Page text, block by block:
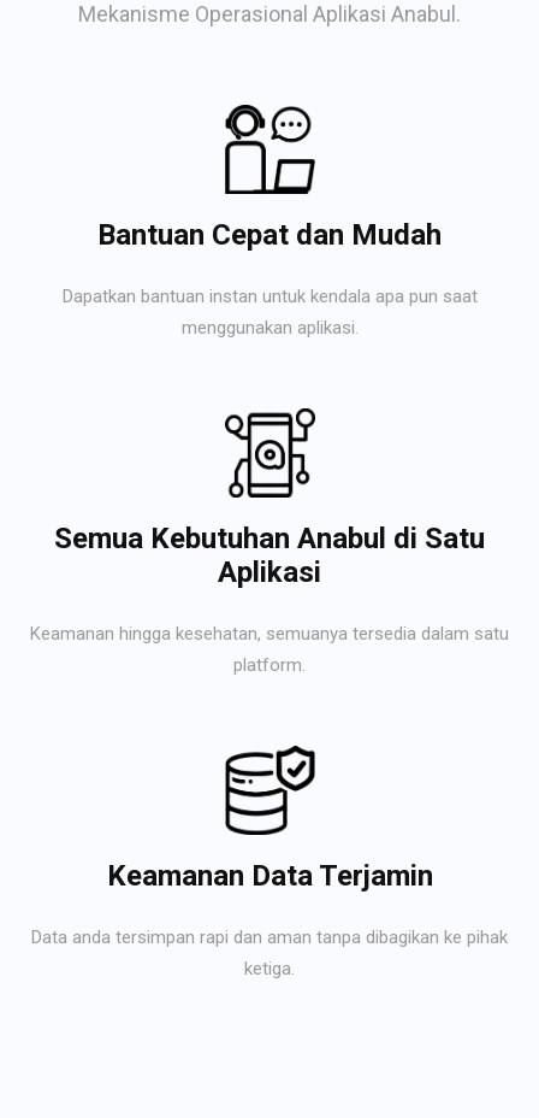
Mekanisme Operasional Aplikasi Anabul.
Bantuan Cepat dan Mudah
Dapatkan bantuan instan untuk kendala apa pun saat
menggunakan aplikasi.
Semua Kebutuhan Anabul di Satu
Aplikasi
Keamanan hingga kesehatan, semuanya tersedia dalam satu
platform.
Keamanan Data Terjamin
Data anda tersimpan rapi dan aman tanpa dibagikan ke pihak
ketiga.